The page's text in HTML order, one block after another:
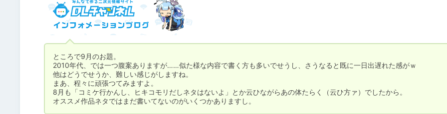
ところで9月のお題。
2010年代、では一つ腹案ありますが……似た様な内容で書く方も多いでせうし、さうなると既に一日出遅れた感がｗ
他はどうでせうか、難しい感じがしますね。
まあ、程々に頑張つてみますよ。
8月も「コミケ行かんし、ヒキコモリだしネタはないよ」とか云ひながらあの体たらく（云ひ方ァ）でしたから。
オススメ作品ネタではまだ書いてないのがいくつかありますし。